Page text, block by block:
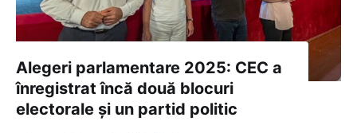
Alegeri parlamentare 2025: CEC a
înregistrat încă două blocuri
electorale și un partid politic